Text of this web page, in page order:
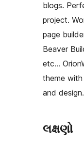
blogs.
project.
page
Beaver
etc…
theme
and design.
લક્ષણો